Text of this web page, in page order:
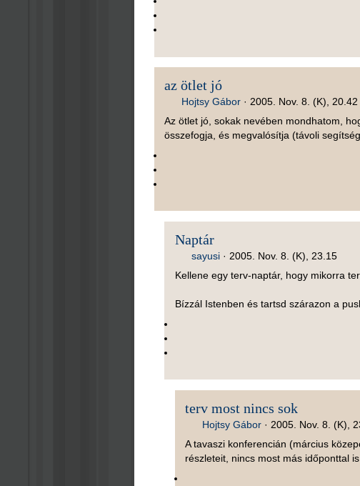
az ötlet jó
Hojtsy Gábor ·2005. Nov. 8. (K), 20.42
Az ötlet jó, sokak nevében mondhatom,
összefogja, és megvalósítja (távoli
Naptár
sayusi ·2005. Nov. 8. (K), 23.15
Kellene egy terv-naptár, hogy mikorra
Bízzál Istenben és tartsd szárazon a
terv most nincs sok
Hojtsy Gábor· 2005. Nov. 8. (K),
A tavaszi konferencián (március
részleteit, nincs most más időponttal